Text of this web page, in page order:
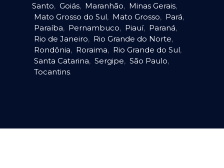
Santo, Goiás, Maranhão, Minas Gerais,
Mato Grosso do Sul, Mato Grosso, Pará,
Paraíba, Pernambuco, Piauí, Paraná,
Rio de Janeiro, Rio Grande do Norte,
Rondônia, Roraima, Rio Grande do Sul,
Santa Catarina, Sergipe, São Paulo,
Tocantins.